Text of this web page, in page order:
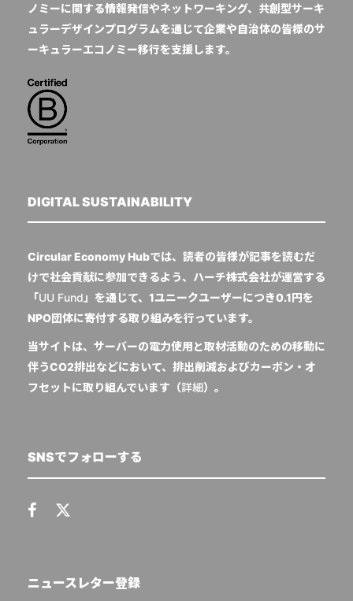
ノミーに関する情報発信やネットワーキング、共創型サーキ
ュラーデザインプログラムを通じて企業や自治体の皆様のサ
ーキュラーエコノミー移行を支援します。
DIGITAL SUSTAINABILITY
Circular Economy Hubでは、読者の皆様が記事を読むだ
けで社会貢献に参加できるよう、ハーチ株式会社が運営する
「UU Fund 」を通じて、1ユニークユーザーにつき0.1円を
NPO団体に寄付する取り組みを行っています。
当サイトは、サーバーの電力使用と取材活動のための移動に
伴うCO2排出などにおいて、排出削減およびカーボン・オ
フセットに取り組んでいます（詳細）。
SNSでフォローする
ニュースレター登録